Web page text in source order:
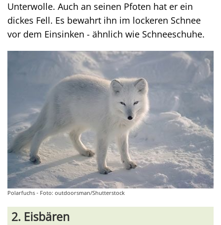
Unterwolle. Auch an seinen Pfoten hat er ein
dickes Fell. Es bewahrt ihn im lockeren Schnee
vor dem Einsinken - ähnlich wie Schneeschuhe.
Polarfuchs - Foto: outdoorsman/Shutterstock
2. Eisbären